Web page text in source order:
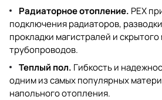
Радиаторное отопление. PEX
подключения радиаторов,
прокладки магистралей и
трубопроводов.
Теплый пол. Гибкость и
одним из самых популярных
напольного отопления.